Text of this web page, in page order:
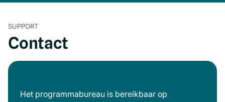
SUPPORT
Contact
Het programmabureau is bereikbaar op